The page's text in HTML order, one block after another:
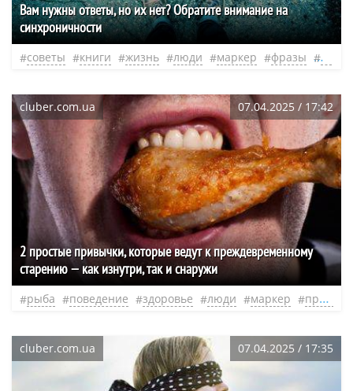
Вам нужны ответы, но их нет? Обратите внимание на
синхроничности
советы книги жизнь люди маркер фразы нео
cluber.com.ua 07.04.2025 / 17:42
2 простые привычки, которые ведут к преждевременному
старению — как изнутри, так и снаружи
рыба поведение здоровье люди маркер привычки
cluber.com.ua 07.04.2025 / 17:35